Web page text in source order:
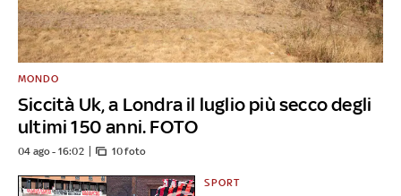
Siccità Uk, a Londra il luglio più secco degli
ultimi 150 anni. FOTO
MONDO
04 ago - 16:02 10 foto
SPORT